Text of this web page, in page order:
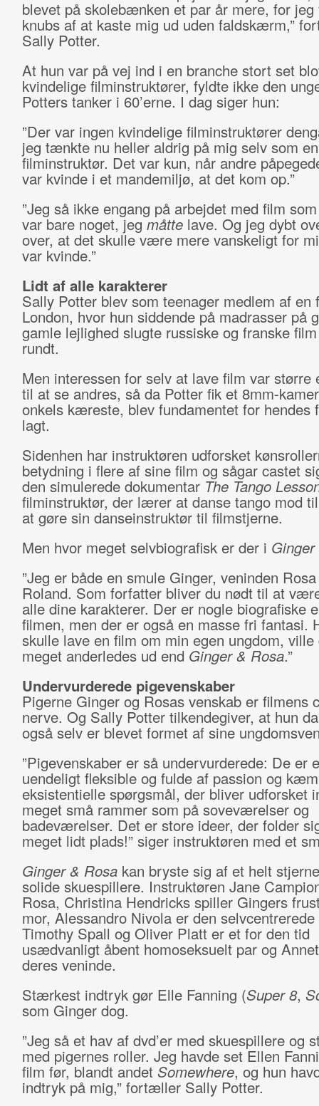
blevet på skolebænken et par år mere, for jeg
knubs af at kaste mig ud uden faldskærm,”
Sally Potter.
At hun var på vej ind i en branche stort set
kvindelige filminstruktører, fyldte ikke den
Potters tanker i 60’erne. I dag siger hun:
”Der var ingen kvindelige filminstruktører
jeg tænkte nu heller aldrig på mig selv som en
filminstruktør. Det var kun, når andre
var kvinde i et mandemiljø, at det kom op.”
”Jeg så ikke engang på arbejdet med film
var bare noget, jegmåttelave. Og jeg dybt
over, at det skulle være mere vanskeligt for
var kvinde.”
Lidt af alle karakterer
Sally Potter blev som teenager medlem af en
London, hvor hun siddende på madrasser på
gamle lejlighed slugte russiske og franske
rundt.
Men interessen for selv at lave film var større
til at se andres, så da Potter fik et 8mm-
onkels kæreste, blev fundamentet for hendes
lagt.
Sidenhen har instruktøren udforsket
betydning i flere af sine film og sågar castet
den simulerede dokumentar The Tango
filminstruktør, der lærer at danse tango mod
at gøre sin danseinstruktør til filmstjerne.
Men hvor meget selvbiografisk er der i
”Jeg er både en smule Ginger, veninden
Roland. Som forfatter bliver du nødt til at
alle dine karakterer. Der er nogle biografiske
filmen, men der er også en masse fri fantasi.
skulle lave en film om min egen ungdom, ville
meget anderledes ud end Ginger & Rosa.”
Undervurderede pigevenskaber
Pigerne Ginger og Rosas venskab er filmens
nerve. Og Sally Potter tilkendegiver, at hun
også selv er blevet formet af sine
”Pigevenskaber er så undervurderede: De er
uendeligt fleksible og fulde af passion og
eksistentielle spørgsmål, der bliver udforsket
meget små rammer som på soveværelser og
badeværelser. Det er store ideer, der folder
meget lidt plads!” siger instruktøren med et
Ginger & Rosakan bryste sig af et helt
solide skuespillere. Instruktøren Jane
Rosa, Christina Hendricks spiller Gingers
mor, Alessandro Nivola er den selvcentrerede
Timothy Spall og Oliver Platt er et for den tid
usædvanligt åbent homoseksuelt par og
deres veninde.
Stærkest indtryk gør Elle Fanning (Super 8,
som Ginger dog.
”Jeg så et hav af dvd’er med skuespillere og
med pigernes roller. Jeg havde set Ellen
film før, blandt andet Somewhere, og hun
indtryk på mig,” fortæller Sally Potter.